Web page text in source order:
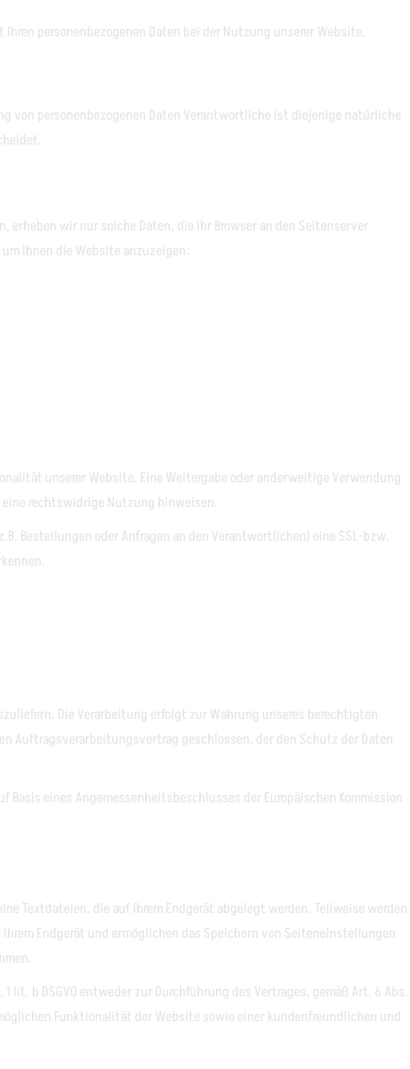
personenbezogenen Daten bei der Nutzung unserer Website.
von personenbezogenen Daten Verantwortliche ist diejenige natürliche
wir nur solche Daten, die Ihr Browser an den Seitenserver
Ihnen die Website anzuzeigen:
unserer Website. Eine Weitergabe oder anderweitige Verwendung
rechtswidrige Nutzung hinweisen.
Bestellungen oder Anfragen an den Verantwortlichen) eine SSL-bzw.
Die Verarbeitung erfolgt zur Wahrung unseres berechtigten
Auftragsverarbeitungsvertrag geschlossen, der den Schutz der Daten
Basis eines Angemessenheitsbeschlusses der Europäischen Kommission
Textdateien, die auf Ihrem Endgerät abgelegt werden. Teilweise werden
Endgerät und ermöglichen das Speichern von Seiteneinstellungen
b DSGVO entweder zur Durchführung des Vertrages, gemäß Art. 6 Abs.
Funktionalität der Website sowie einer kundenfreundlichen und